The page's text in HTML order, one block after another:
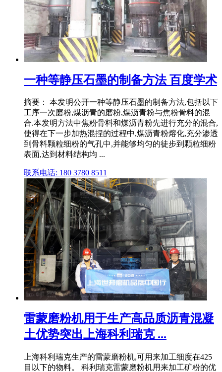
一种等静压石墨的制备方法 百度学术
摘要： 本发明公开一种等静压石墨的制备方法,包括以下
工序一次磨粉,煤沥青的磨粉,煤沥青粉与焦粉骨料的混
合.本发明方法中焦粉骨料和煤沥青粉先进行充分的混合,
使得在下一步加热混捏的过程中,煤沥青粉熔化,充分渗透
到骨料颗粒细粉的气孔中,并能够均匀的徒步到颗粒细粉
表面,达到材料结构均 ...
联系电话: 180 3780 8511
雷蒙磨粉机用于生产高品质沥青混凝
土优势突出上海科利瑞克 ...
上海科利瑞克生产的雷蒙磨粉机,可用来加工细度在425
目以下的物料。 科利瑞克雷蒙磨粉机用来加工矿粉的优